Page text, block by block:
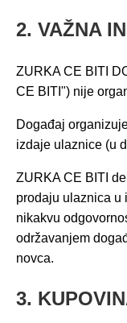
2. VAŽNA
ZURKA CE BITI
CE BITI") nije
Događaj
izdaje ulaznice (u
ZURKA CE BITI
prodaju ulaznica u
nikakvu
održavanjem
novca.
3.